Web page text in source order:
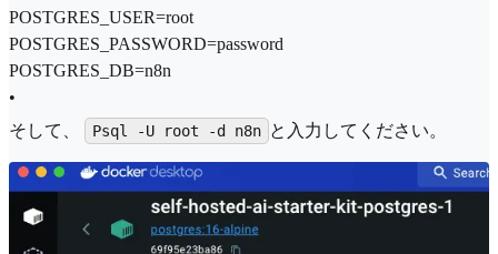
POSTGRES_USER=root
POSTGRES_PASSWORD=password
POSTGRES_DB=n8n
•
そして、
Psql -U root -d n8n と入力してください。